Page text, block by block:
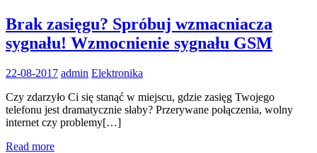
Brak zasięgu? Spróbuj wzmacniacza
sygnału! Wzmocnienie sygnału GSM
22-08-2017 admin Elektronika
Czy zdarzyło Ci się stanąć w miejscu, gdzie zasięg Twojego
telefonu jest dramatycznie słaby? Przerywane połączenia, wolny
internet czy problemy[…]
Read more